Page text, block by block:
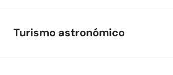
to
Turismo astronómico